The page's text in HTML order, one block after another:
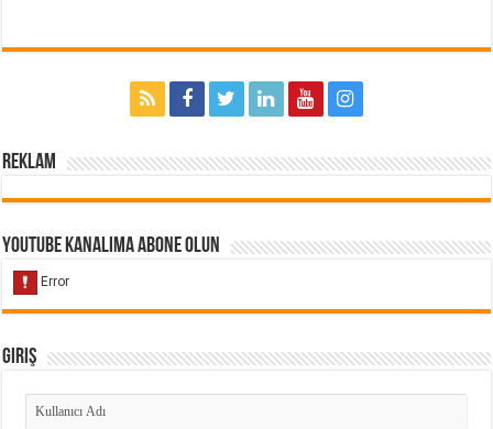
Reklam
Youtube Kanalıma Abone Olun
Giriş